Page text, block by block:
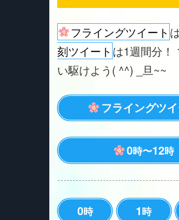
フライングツイート
刻ツイート は1週間分！
い駆けよう( ^^) _旦~~
フライングツ
0時〜12時
0時 1時